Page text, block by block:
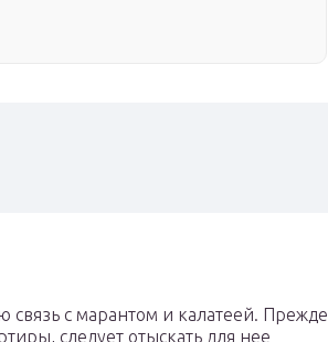
связь с марантом и калатеей. Прежде
следует отыскать для нее